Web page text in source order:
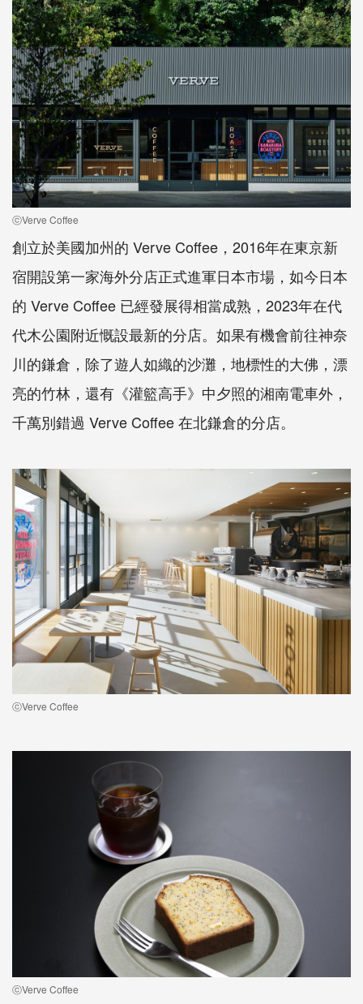
ⓒVerve Coffee
創立於美國加州的 Verve Coffee，2016年在東京新
宿開設第一家海外分店正式進軍日本市場，如今日本
的 Verve Coffee 已經發展得相當成熟，2023年在代
代木公園附近慨設最新的分店。如果有機會前往神奈
川的鎌倉，除了遊人如織的沙灘，地標性的大佛，漂
亮的竹林，還有《灌籃高手》中夕照的湘南電車外，
千萬別錯過 Verve Coffee 在北鎌倉的分店。
ⓒVerve Coffee
ⓒVerve Coffee